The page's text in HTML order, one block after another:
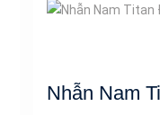
Nhẫn Nam